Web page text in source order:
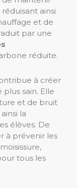
ainsi
et de
par une
réduite.
à créer
sain. Elle
et de bruit
la
élèves. De
à prévenir les
tous les